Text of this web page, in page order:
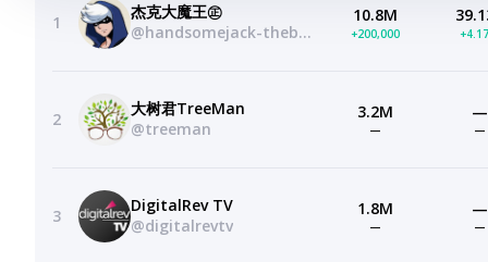
1
杰克大魔王㊣
@handsomejack-thebigdevil
10.8M
+200,000
2
大树君TreeMan
@treeman
3.2M
—
—
—
3
DigitalRev TV
@digitalrevtv
1.8M
—
—
—